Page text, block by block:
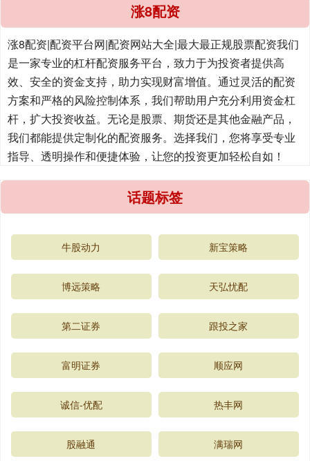
涨8配资
涨8配资|配资平台网|配资网站大全|最大最正规股票配资我们
是一家专业的杠杆配资服务平台，致力于为投资者提供高
效、安全的资金支持，助力实现财富增值。通过灵活的配资
方案和严格的风险控制体系，我们帮助用户充分利用资金杠
杆，扩大投资收益。无论是股票、期货还是其他金融产品，
我们都能提供定制化的配资服务。选择我们，您将享受专业
指导、透明操作和便捷体验，让您的投资更加轻松自如！
话题标签
牛股动力 新宝策略
博远策略 天弘忧配
第二证券 跟投之家
富明证券 顺应网
诚信-优配 热丰网
股融通 满瑞网